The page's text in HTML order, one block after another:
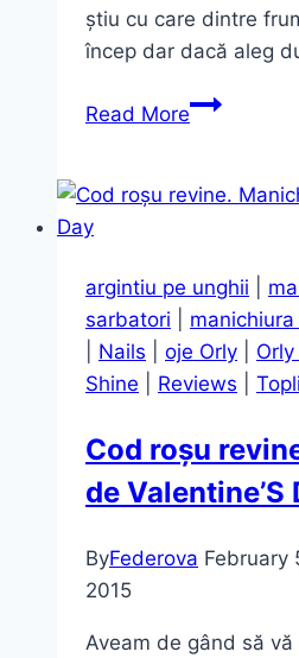
știu cu care dintre
încep dar dacă aleg
Read MoreTop
Ojele
lunii
argintiu pe unghii
sarbatori
Nails oje Orly
Shine
Reviews
Cod roșu
de Valentine’S
ByFederova February
2015
Aveam de gând să